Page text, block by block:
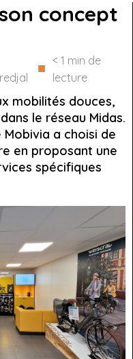
concept
■ < 1 min de
lecture
mobilités douces,
le réseau Midas.
Mobivia a choisi de
en proposant une
spécifiques